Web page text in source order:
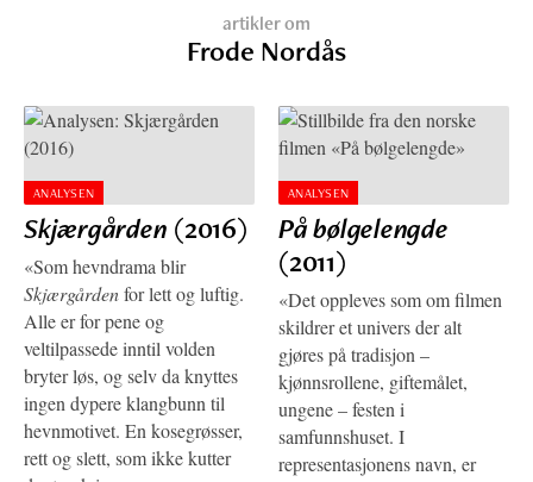
artikler om
Frode Nordås
ANALYSEN
Skjærgården (2016)
«Som hevndrama blir
Skjærgårdenfor lett og luftig.
Alle er for pene og
veltilpassede inntil volden
bryter løs, og selv da knyttes
ingen dypere klangbunn til
hevnmotivet. En kosegrøsser,
rett og slett, som ikke kutter
ANALYSEN
På bølgelengde
(2011)
«Det oppleves som om filmen
skildrer et univers der alt
gjøres på tradisjon –
kjønnsrollene, giftemålet,
ungene – festen i
samfunnshuset. I
representasjonens navn, er